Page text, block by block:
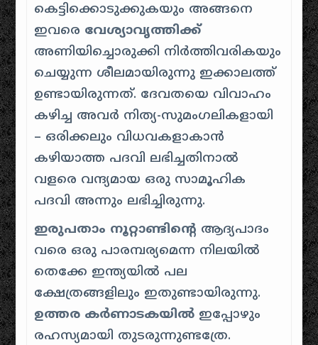
കെട്ടിക്കൊടുക്കുകയും അങ്ങനെ
ഇവരെ വേശ്യാവൃത്തിക്ക്
അണിയിച്ചൊരുക്കി നിർത്തിവരികയും
ചെയ്യുന്ന ശീലമായിരുന്നു ഇക്കാലത്ത്
ഉണ്ടായിരുന്നത്. ദേവതയെ വിവാഹം
കഴിച്ച അവർ നിത്യ-സുമംഗലികളായി
– ഒരിക്കലും വിധവകളാകാൻ
കഴിയാത്ത പദവി ലഭിച്ചതിനാൽ
വളരെ വന്ദ്യമായ ഒരു സാമൂഹിക
പദവി അന്നും ലഭിച്ചിരുന്നു.
ഇരുപതാം നൂറ്റാണ്ടിൻ്റെ ആദ്യപാദം
വരെ ഒരു പാരമ്പര്യമെന്ന നിലയിൽ
തെക്കേ ഇന്ത്യയിൽ പല
ക്ഷേത്രങ്ങളിലും ഇതുണ്ടായിരുന്നു.
ഉത്തര കർണാടകയിൽ ഇപ്പോഴും
രഹസ്യമായി തുടരുന്നുണ്ടത്രേ.